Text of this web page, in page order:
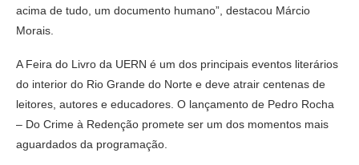
acima de tudo, um documento humano”, destacou Márcio
Morais.
A Feira do Livro da UERN é um dos principais eventos literários
do interior do Rio Grande do Norte e deve atrair centenas de
leitores, autores e educadores. O lançamento de Pedro Rocha
– Do Crime à Redenção promete ser um dos momentos mais
aguardados da programação.